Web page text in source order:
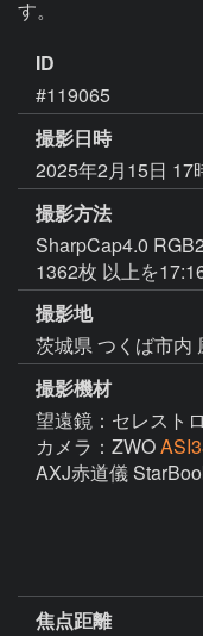
ID
#119065
撮影日時
2025年2月15日 17
撮影方法
SharpCap4.0
1362枚 以上を
撮影地
茨城県 つくば市内
撮影機材
望遠鏡：セレスト
カメラ：ZWO
AXJ赤道儀
焦点距離